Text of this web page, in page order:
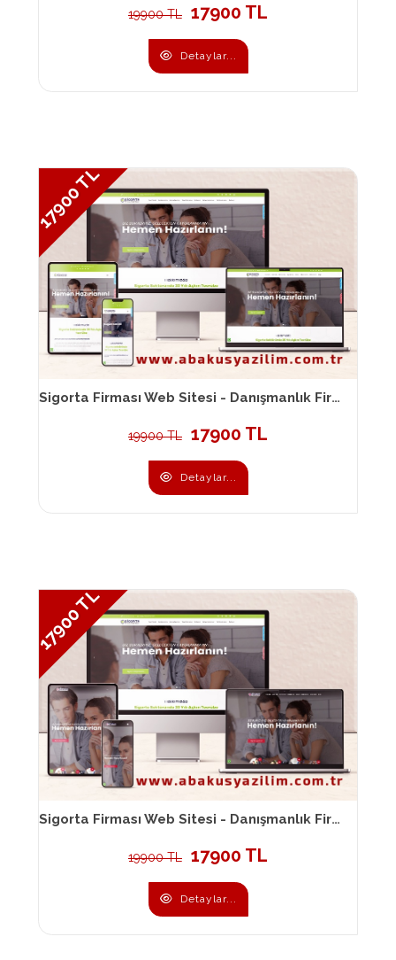
19900 TL 17900 TL
Detaylar...
17900 TL
Sigorta Firması Web Sitesi - Danışmanlık Firması Web Sitesi 038
19900 TL 17900 TL
Detaylar...
17900 TL
Sigorta Firması Web Sitesi - Danışmanlık Firması Web Sitesi 039
19900 TL 17900 TL
Detaylar...